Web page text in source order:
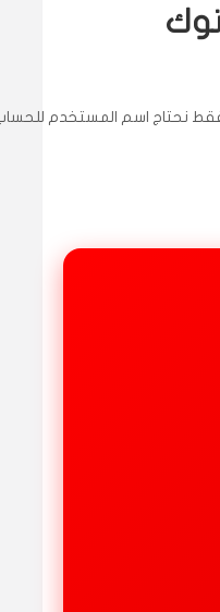
نحتاج اسم المستخدم